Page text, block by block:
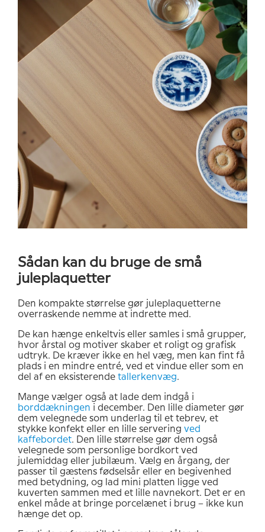
Sådan kan du bruge de små
juleplaquetter
Den kompakte størrelse gør juleplaquetterne
overraskende nemme at indrette med.
De kan hænge enkeltvis eller samles i små grupper,
hvor årstal og motiver skaber et roligt og grafisk
udtryk. De kræver ikke en hel væg, men kan fint få
plads i en mindre entré, ved et vindue eller som en
del af en eksisterende tallerkenvæg.
Mange vælger også at lade dem indgå i
borddækningen i december. Den lille diameter gør
dem velegnede som underlag til et tebrev, et
stykke konfekt eller en lille servering ved
kaffebordet. Den lille størrelse gør dem også
velegnede som personlige bordkort ved
julemiddag eller jubilæum. Vælg en årgang, der
passer til gæstens fødselsår eller en begivenhed
med betydning, og lad mini platten ligge ved
kuverten sammen med et lille navnekort. Det er en
enkel måde at bringe porcelænet i brug – ikke kun
hænge det op.